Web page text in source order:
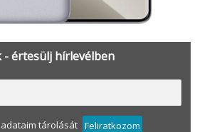
- értesülj hírlevélben
tárolását Feliratkozom